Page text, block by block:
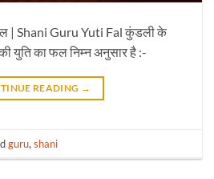
| Shani Guru Yuti Fal कुंडली के
युति का फल निम्न अनुसार है :-
READING →
guru,shani